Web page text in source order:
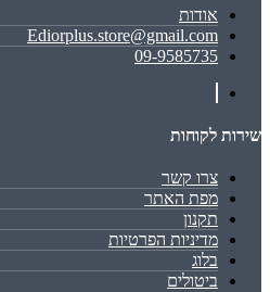
אודות
Ediorplus.store@gmail.com
09-9585735
שירות לקוחות
צרו קשר
מפת האתר
תקנון
מדיניות הפרטיות
בלוג
ביטולים